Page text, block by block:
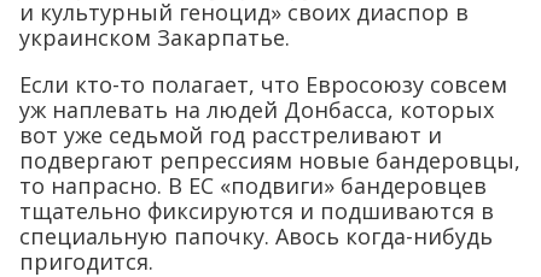
и культурный геноцид» своих диаспор в
украинском Закарпатье.
Если кто-то полагает, что Евросоюзу совсем
уж наплевать на людей Донбасса, которых
вот уже седьмой год расстреливают и
подвергают репрессиям новые бандеровцы,
то напрасно. В ЕС «подвиги» бандеровцев
тщательно фиксируются и подшиваются в
специальную папочку. Авось когда-нибудь
пригодится.